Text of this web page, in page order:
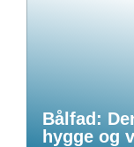
Bålfad:
hygge og